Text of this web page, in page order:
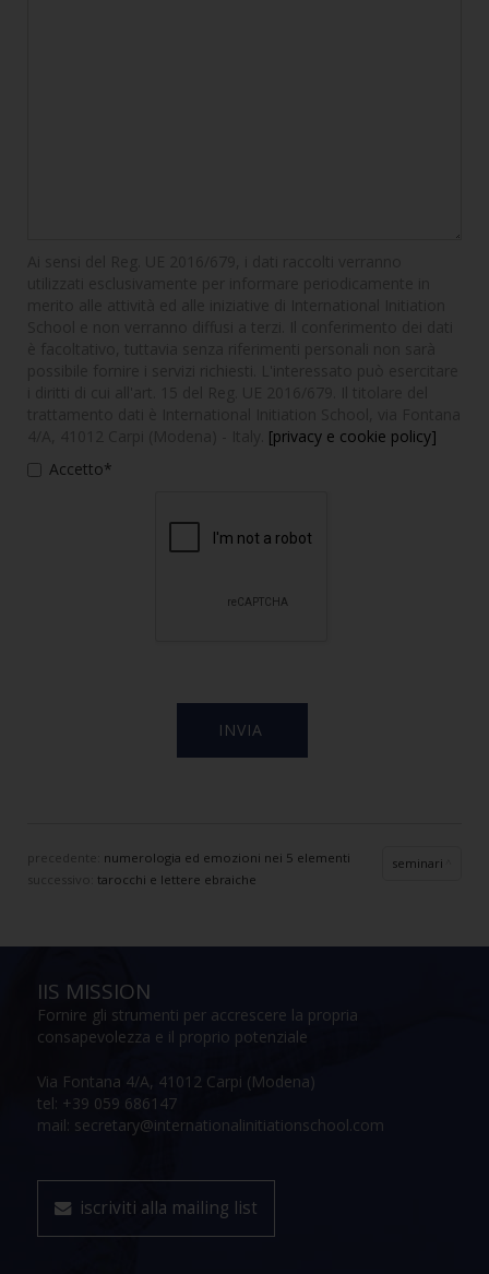
[privacy e cookie policy]
Accetto*
precedente: numerologia ed emozioni nei 5 elementi
tarocchi e lettere ebraiche
seminari
IIS MISSION
Fornire gli strumenti per accrescere la propria
consapevolezza e il proprio potenziale
Via Fontana 4/A, 41012 Carpi (Modena)
tel: +39 059 686147
mail: secretary@internationalinitiationschool.com
iscriviti alla mailing list